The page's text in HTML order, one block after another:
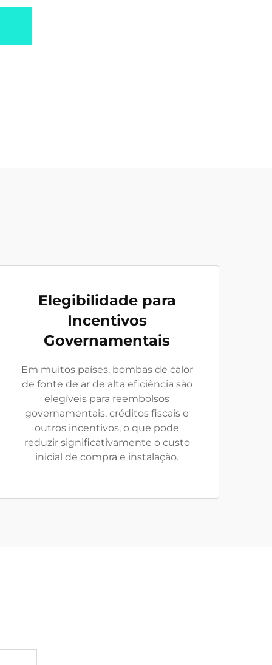
Elegibilidade para
Incentivos
Governamentais
Em muitos países, bombas de calor
de fonte de ar de alta eficiência são
elegíveis para reembolsos
governamentais, créditos fiscais e
outros incentivos, o que pode
reduzir significativamente o custo
inicial de compra e instalação.